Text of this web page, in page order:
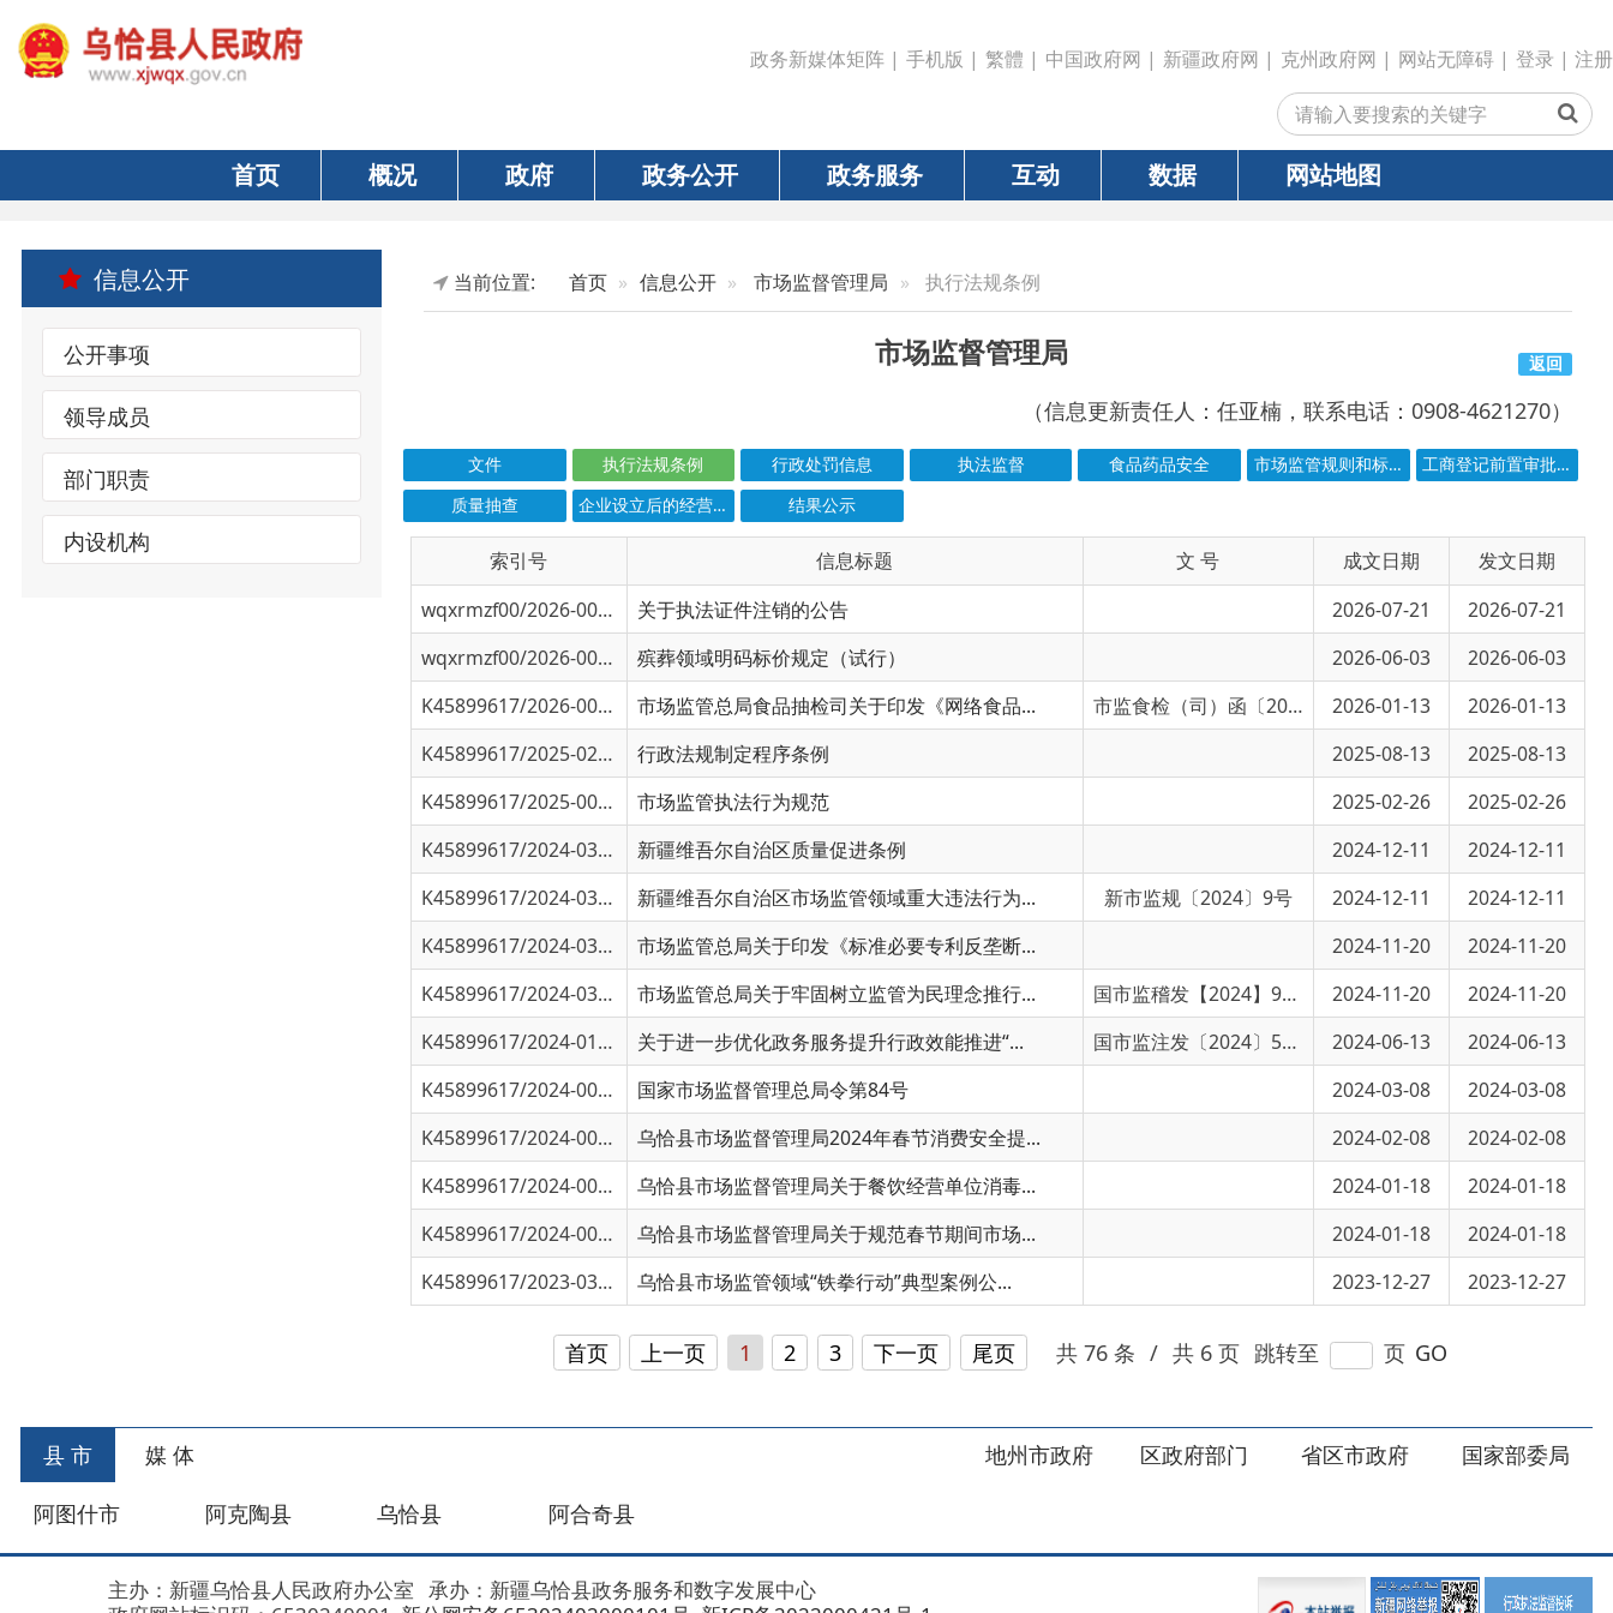
政务新媒体矩阵 | 手机版| 繁體 | 中国政府网| 新疆政府网| 克州政府网 | 网站无障碍| 登录 | 注册
首页 概况 政府 政务公开 政务服务 互动 数据 网站地图
信息公开
公开事项
领导成员
部门职责
内设机构
市场监督管理局
（信息更新责任人：任亚楠，联系电话：0908-4621270）
食品药品安全 市场监管规则和标准
工商登记前置审批事项目录
质量抽查
企业设立后的经营许可清单 结果公示
索引号 信息标题
wqxrmzf00/2026-00998
关于执法证件注销的公告 2026-07-21
2026-07-21
wqxrmzf00/2026-00645
殡葬领域明码标价规定（试行） 2026-06-03 2026-06-03
K45899617/2026-00088 市场监管总局食品抽检司关于印发《网络食品... 2026-01-13
K45899617/2025-02229 行政法规制定程序条例 2025-08-13
K45899617/2025-00402 市场监管执法行为规范 2025-02-26
2025-02-26
K45899617/2024-03448
新疆维吾尔自治区质量促进条例 2024-12-11
K45899617/2024-03446 新疆维吾尔自治区市场监管领域重大违法行为... 2024-12-11
市场监管总局关于印发《标准必要专利反垄断...
K45899617/2024-03273 市场监管总局关于牢固树立监管为民理念推行... 国市监稽发【2024】99号 2024-11-20 2024-11-20
K45899617/2024-01663 关于进一步优化政务服务提升行政效能推进“... 国市监注发〔2024〕57号 2024-06-13
2024-06-13
K45899617/2024-00711
国家市场监督管理总局令第84号 2024-03-08 2024-03-08
K45899617/2024-00584 乌恰县市场监督管理局2024年春节消费安全提... 2024-02-08 2024-02-08
K45899617/2024-00166 乌恰县市场监督管理局关于餐饮经营单位消毒... 2024-01-18 2024-01-18
K45899617/2024-00164 乌恰县市场监督管理局关于规范春节期间市场...
2024-01-18
K45899617/2023-03115
乌恰县市场监管领域“铁拳行动”典型案例公... 2023-12-27
首页 上一页 1 2 3 下一页 尾页 共 76 条 /
国家部委局
区政府部门
地州市政府
阿合奇县
政府网站标识码：6530240001新公网安备65302402000101号新ICP备2022000421号-1
地 址：新疆克州乌恰县光明路1号